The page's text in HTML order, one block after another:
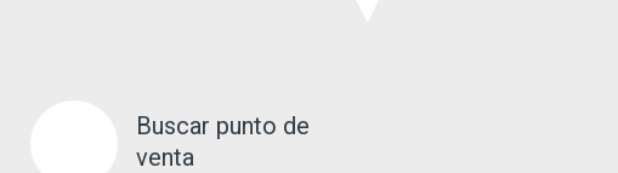
Buscar punto de
venta